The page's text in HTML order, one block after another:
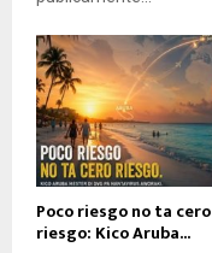
Poco riesgo no ta cero
riesgo: Kico Aruba...